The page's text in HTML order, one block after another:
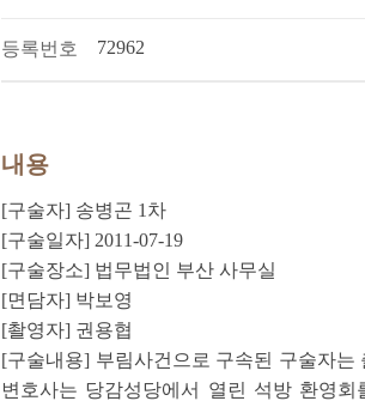
등록번호 72962
내용
[구술자] 송병곤 1차
[구술일자] 2011-07-19
[구술장소] 법무법인 부산 사무실
[면담자] 박보영
[촬영자] 권용협
[구술내용] 부림사건으로 구속된 구술자는
변호사는 당감성당에서 열린 석방 환영